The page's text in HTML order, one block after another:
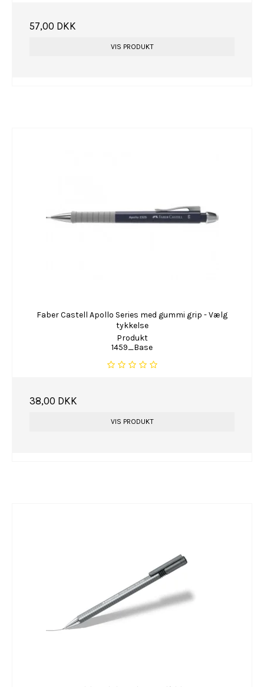
57,00 DKK
VIS PRODUKT
Faber Castell Apollo Series med gummi grip - Vælg
tykkelse
Produkt
1459_Base
38,00 DKK
VIS PRODUKT